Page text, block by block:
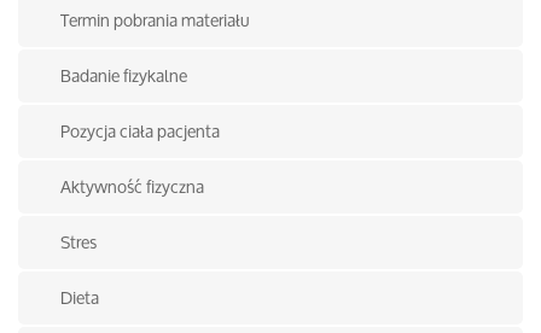
Termin pobrania materiału
Badanie fizykalne
Pozycja ciała pacjenta
Aktywność fizyczna
Stres
Dieta